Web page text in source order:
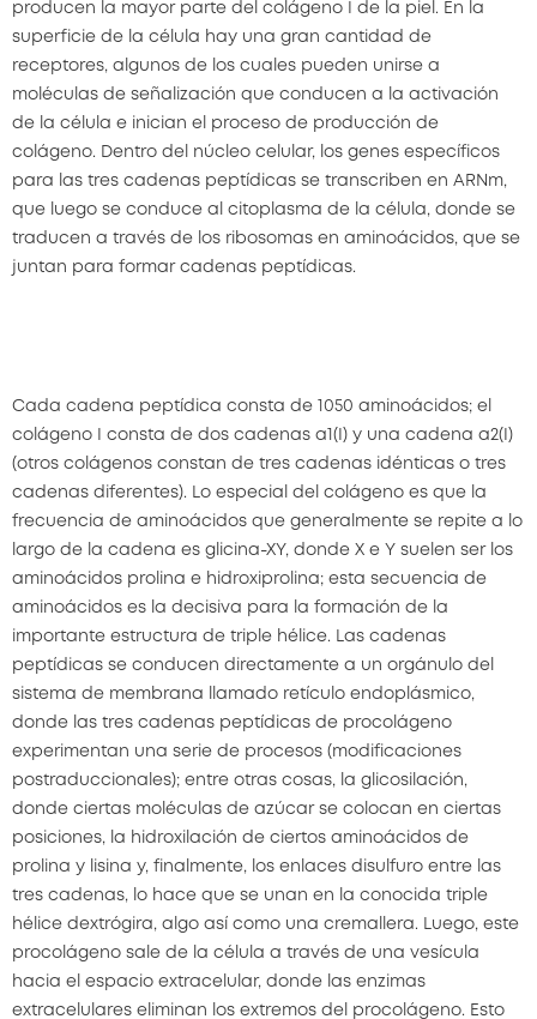
producen la mayor parte del colágeno I de la piel. En la
superficie de la célula hay una gran cantidad de
receptores, algunos de los cuales pueden unirse a
moléculas de señalización que conducen a la activación
de la célula e inician el proceso de producción de
colágeno. Dentro del núcleo celular, los genes específicos
para las tres cadenas peptídicas se transcriben en ARNm,
que luego se conduce al citoplasma de la célula, donde se
traducen a través de los ribosomas en aminoácidos, que se
juntan para formar cadenas peptídicas.
Cada cadena peptídica consta de 1050 aminoácidos; el
colágeno I consta de dos cadenas α1(I) y una cadena α2(I)
(otros colágenos constan de tres cadenas idénticas o tres
cadenas diferentes). Lo especial del colágeno es que la
frecuencia de aminoácidos que generalmente se repite a lo
largo de la cadena es glicina-XY, donde X e Y suelen ser los
aminoácidos prolina e hidroxiprolina; esta secuencia de
aminoácidos es la decisiva para la formación de la
importante estructura de triple hélice. Las cadenas
peptídicas se conducen directamente a un orgánulo del
sistema de membrana llamado retículo endoplásmico,
donde las tres cadenas peptídicas de procolágeno
experimentan una serie de procesos (modificaciones
postraduccionales); entre otras cosas, la glicosilación,
donde ciertas moléculas de azúcar se colocan en ciertas
posiciones, la hidroxilación de ciertos aminoácidos de
prolina y lisina y, finalmente, los enlaces disulfuro entre las
tres cadenas, lo hace que se unan en la conocida triple
hélice dextrógira, algo así como una cremallera. Luego, este
procolágeno sale de la célula a través de una vesícula
hacia el espacio extracelular, donde las enzimas
extracelulares eliminan los extremos del procolágeno. Esto